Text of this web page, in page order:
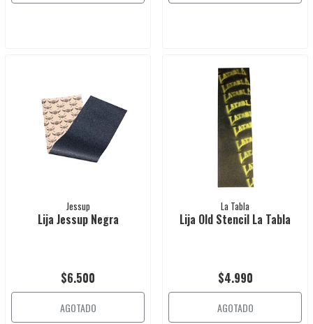
Jessup
Lija Jessup Negra
$6.500
AGOTADO
La Tabla
Lija Old Stencil La Tabla
$4.990
AGOTADO